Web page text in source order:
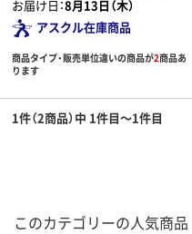
お届け日：8月13日（木）
アスクル在庫商品
商品タイプ・販売単位違いの商品が2商品あ
ります
1件（2商品）中 1件目～1件目
このカテゴリーの人気商品